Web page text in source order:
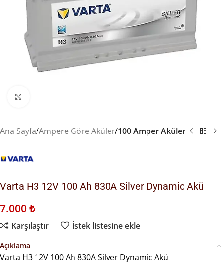
Ana Sayfa Ampere Göre Aküler 100 Amper Aküler
Varta H3 12V 100 Ah 830A Silver Dynamic Akü
7.000 ₺
Karşılaştır İstek listesine ekle
Açıklama
Varta H3 12V 100 Ah 830A Silver Dynamic Akü